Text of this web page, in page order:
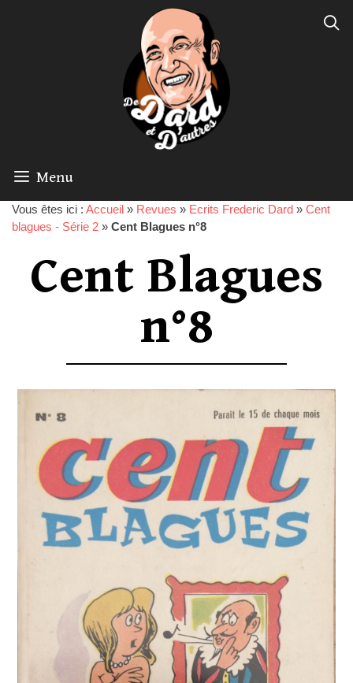
Menu
Vous êtes ici : Accueil » Revues » Ecrits Frederic Dard » Cent
blagues - Série 2 » Cent Blagues n°8
Cent Blagues
n°8